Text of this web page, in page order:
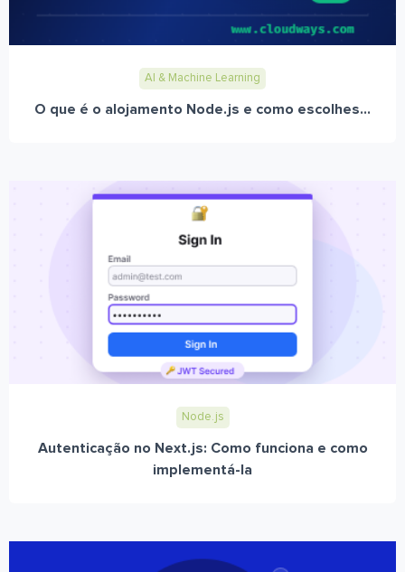
AI & Machine Learning
O que é o alojamento Node.js e como escolhes...
Node.js
Autenticação no Next.js: Como funciona e como
implementá-la